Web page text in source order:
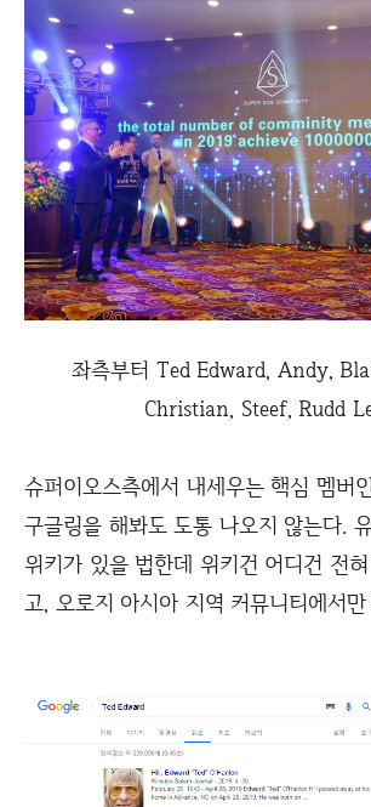
좌측부터 Ted Edward, Andy,
Christian, Steef, Rudd
슈퍼이오스측에서 내세우는 핵심 멤버
구글링을 해봐도 도통 나오지 않는다.
위키가 있을 법한데 위키건 어디건 전
고, 오로지 아시아 지역 커뮤니티에서